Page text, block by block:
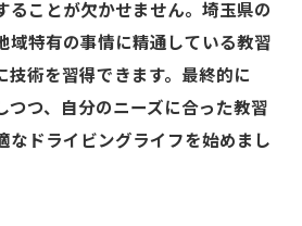
ることが欠かせません。埼玉県の
域特有の事情に精通している教習
技術を習得できます。最終的に
つつ、自分のニーズに合った教習
なドライビングライフを始めまし